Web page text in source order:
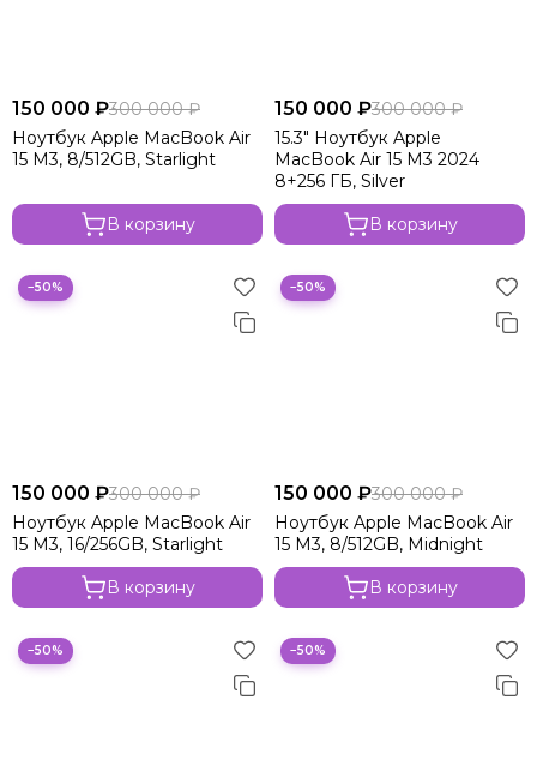
150 000 ₽300 000 ₽
Ноутбук Apple MacBook Air
15 M3, 8/512GB, Starlight
В корзину
150 000 ₽300 000 ₽
15.3" Ноутбук Apple
MacBook Air 15 M3 2024
8+256 ГБ, Silver
В корзину
−50%
150 000 ₽300 000 ₽
Ноутбук Apple MacBook Air
15 M3, 16/256GB, Starlight
В корзину
−50%
150 000 ₽300 000 ₽
Ноутбук Apple MacBook Air
15 M3, 8/512GB, Midnight
В корзину
−50% −50%